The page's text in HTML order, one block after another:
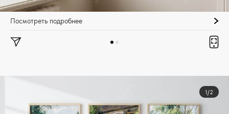
Посмотреть подробнее
1/2